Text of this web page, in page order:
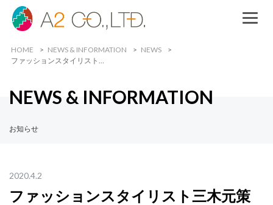
HOME NEWS & INFORMATION
NEWS
ファッションスタイリスト…
NEWS & INFORMATION
お知らせ
2020.4.2
ファッションスタイリスト三木元策